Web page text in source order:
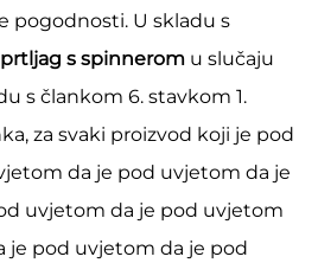
pogodnosti. U skladu s
s spinnerom u slučaju
s člankom 6. stavkom 1.
za svaki proizvod koji je pod
da je pod uvjetom da je
uvjetom da je pod uvjetom
je pod uvjetom da je pod